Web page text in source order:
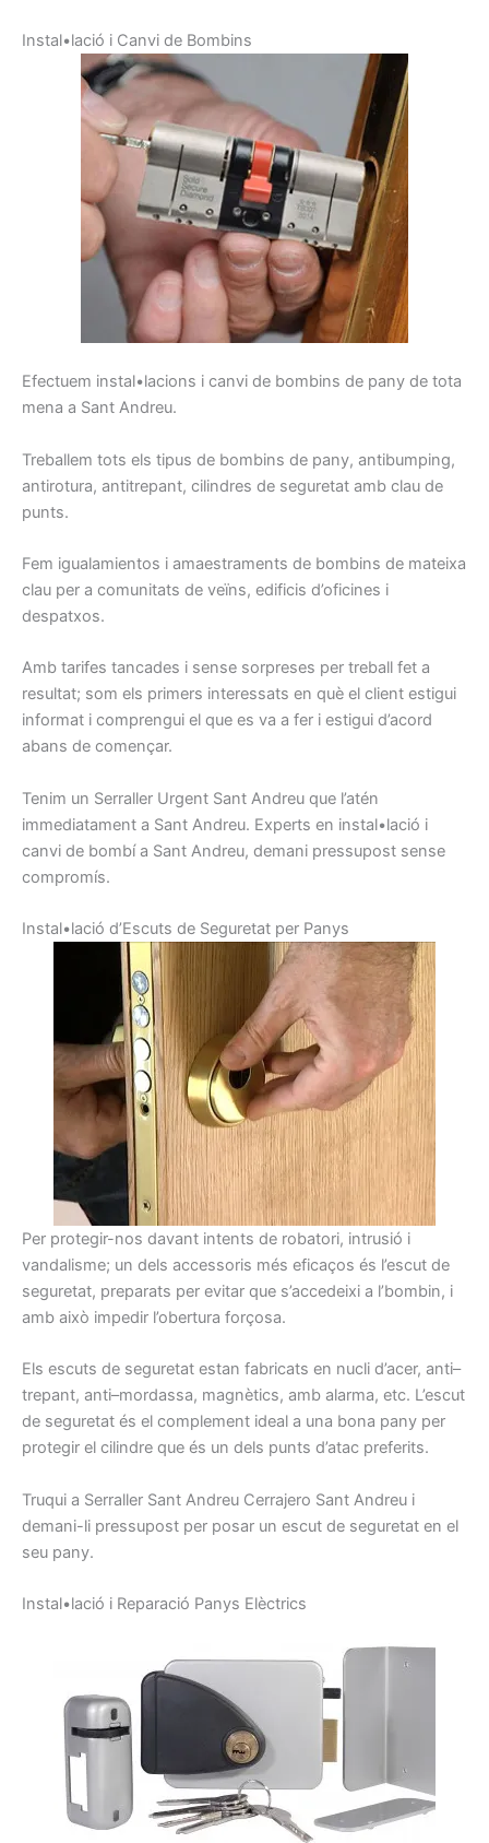
Instal•lació i Canvi de Bombins
Efectuem instal•lacions i canvi de bombins de pany de tota
mena a Sant Andreu.
Treballem tots els tipus de bombins de pany, antibumping,
antirotura, antitrepant, cilindres de seguretat amb clau de
punts.
Fem igualamientos i amaestraments de bombins de mateixa
clau per a comunitats de veïns, edificis d’oficines i
despatxos.
Amb tarifes tancades i sense sorpreses per treball fet a
resultat; som els primers interessats en què el client estigui
informat i comprengui el que es va a fer i estigui d’acord
abans de començar.
Tenim un Serraller Urgent Sant Andreu que l’atén
immediatament a Sant Andreu. Experts en instal•lació i
canvi de bombí a Sant Andreu, demani pressupost sense
compromís.
Instal•lació d’Escuts de Seguretat per Panys
Per protegir-nos davant intents de robatori, intrusió i
vandalisme; un dels accessoris més eficaços és l’escut de
seguretat, preparats per evitar que s’accedeixi a l’bombin, i
amb això impedir l’obertura forçosa.
Els escuts de seguretat estan fabricats en nucli d’acer, anti–
trepant, anti–mordassa, magnètics, amb alarma, etc. L’escut
de seguretat és el complement ideal a una bona pany per
protegir el cilindre que és un dels punts d’atac preferits.
Truqui a Serraller Sant Andreu Cerrajero Sant Andreu i
demani-li pressupost per posar un escut de seguretat en el
seu pany.
Instal•lació i Reparació Panys Elèctrics